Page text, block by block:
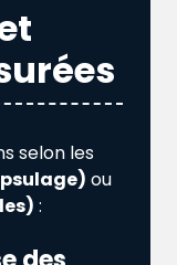
selon les
ou
: